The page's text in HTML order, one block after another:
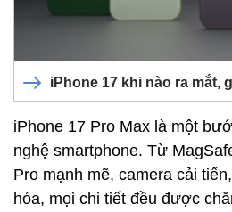
iPhone 17 khi nào ra mắt,
iPhone 17 Pro Max là một
nghệ smartphone. Từ
Pro mạnh mẽ, camera cải
hóa, mọi chi tiết đều được